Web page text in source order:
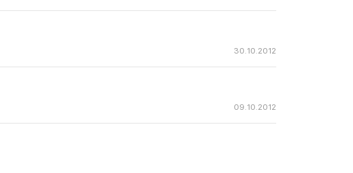
30.10.2012
09.10.2012